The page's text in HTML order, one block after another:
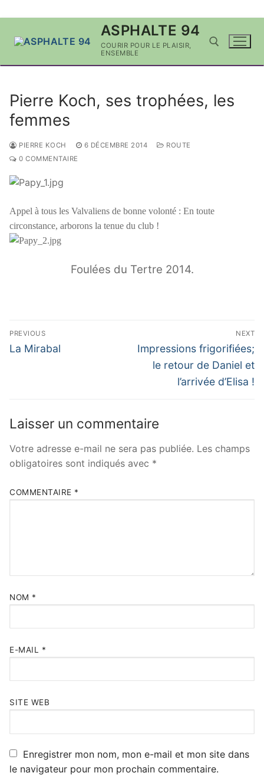
ASPHALTE 94
COURIR POUR LE PLAISIR,
ENSEMBLE
Pierre Koch, ses trophées, les
femmes
PIERRE KOCH 6 DÉCEMBRE 2014
ROUTE
0 COMMENTAIRE
Appel à tous les Valvaliens de bonne volonté : En toute
circonstance, arborons la tenue du club !
Foulées du Tertre 2014.
Navigation
de
PREVIOUS
Previous
La Mirabal
NEXT
Next
post:
Impressions frigorifiées;
le retour de Daniel et
l’arrivée d’Elisa !
Laisser un commentaire
Votre adresse e-mail ne sera pas publiée. Les champs
obligatoires sont indiqués avec *
COMMENTAIRE *
NOM *
E-MAIL *
SITE WEB
Enregistrer mon nom, mon e-mail et mon site dans
le navigateur pour mon prochain commentaire.